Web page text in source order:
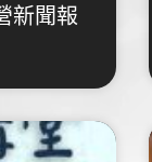
新聞報